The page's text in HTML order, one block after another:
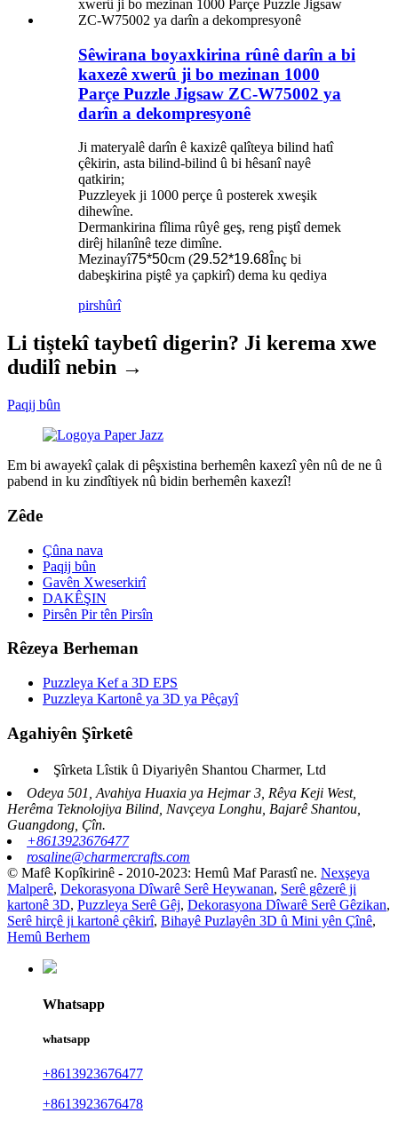
Sêwirana boyaxkirina rûnê darîn a bi
kaxezê xwerû ji bo mezinan 1000
Parçe Puzzle Jigsaw ZC-W75002 ya
darîn a dekompresyonê
Ji materyalê darîn ê kaxizê qalîteya bilind hatî
çêkirin, asta bilind-bilind û bi hêsanî nayê
qatkirin;
Puzzleyek ji 1000 perçe û posterek xweşik
dihewîne.
Dermankirina fîlima rûyê geş, reng piştî demek
dirêj hilanînê teze dimîne.
Mezinayî75*50cm (29.52*19.68Înç bi
dabeşkirina piştê ya çapkirî) dema ku qediya
pirshûrî
Li tiştekî taybetî digerin? Ji kerema xwe
dudilî nebin →
Paqij bûn
Em bi awayekî çalak di pêşxistina berhemên kaxezî yên nû de ne û
pabend in ku zindîtiyek nû bidin berhemên kaxezî!
Zêde
Çûna nava
Paqij bûn
Gavên Xweserkirî
DAKÊŞIN
Pirsên Pir tên Pirsîn
Rêzeya Berheman
Puzzleya Kef a 3D EPS
Puzzleya Kartonê ya 3D ya Pêçayî
Agahiyên Şîrketê
Şîrketa Lîstik û Diyariyên Shantou Charmer, Ltd
Odeya 501, Avahiya Huaxia ya Hejmar 3, Rêya Keji West,
Herêma Teknolojiya Bilind, Navçeya Longhu, Bajarê Shantou,
Guangdong, Çîn.
+8613923676477
rosaline@charmercrafts.com
© Mafê Kopîkirinê - 2010-2023: Hemû Maf Parastî ne. Nexşeya
Malperê, Dekorasyona Dîwarê Serê Heywanan, Serê gêzerê ji
kartonê 3D, Puzzleya Serê Gêj, Dekorasyona Dîwarê Serê Gêzikan,
Serê hirçê ji kartonê çêkirî, Bihayê Puzlayên 3D û Mini yên Çînê,
Hemû Berhem
Whatsapp
whatsapp
+8613923676477
+8613923676478